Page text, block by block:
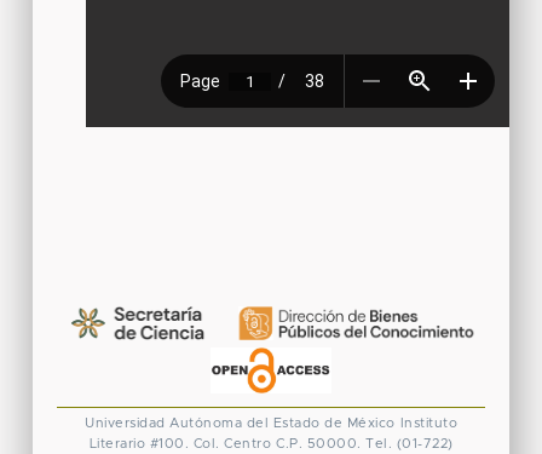
Universidad Autónoma del Estado de México
Instituto
Literario #100. Col. Centro C.P. 50000. Tel. (01-722)